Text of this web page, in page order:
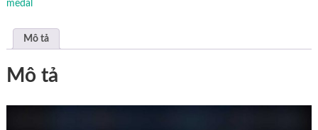
medal
Mô tả
Mô tả